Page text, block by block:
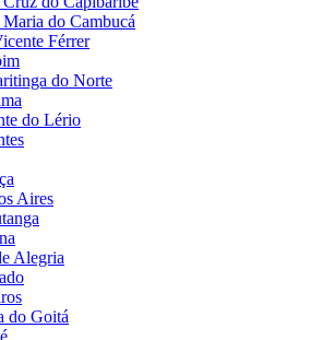
Maria do Cambucá
Férrer
do Norte
do Lério
Aires
Alegria
do Goitá